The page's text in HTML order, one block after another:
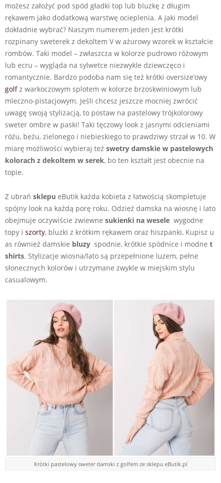
możesz założyć pod spód gładki top lub bluzkę z długim
rękawem jako dodatkową warstwę ocieplenia. A jaki model
dokładnie wybrać? Naszym numerem jeden jest krótki
rozpinany sweterek z dekoltem V w ażurowy wzorek w kształcie
rombów. Taki model – zwłaszcza w kolorze pudrowo różowym
lub ecru – wygląda na sylwetce niezwykle dziewczęco i
romantycznie. Bardzo podoba nam się też krótki oversize’owy
golfz warkoczowym splotem w kolorze brzoskwiniowym lub
mleczno-pistacjowym. Jeśli chcesz jeszcze mocniej zwrócić
uwagę swoją stylizacją, to postaw na pastelowy trójkolorowy
sweter ombre w paski! Taki tęczowy look z jasnymi odcieniami
różu, beżu, zielonego i niebieskiego to prawdziwy strzał w 10. W
miarę możliwości wybieraj też swetry damskie w pastelowych
kolorach z dekoltem w serek, bo ten kształt jest obecnie na
topie.
Z ubrań sklepu eButik każda kobieta z łatwością skompletuje
spójny look na każdą porę roku. Odzież damska na wiosnę i lato
obejmuje oczywiście zwiewne sukienki na wesele wygodne
topy i szorty, bluzki z krótkim rękawem oraz hiszpanki, Kupisz u
as również damskie bluzy spodnie, krótkie spódnice i modne t
shirts. Stylizacje wiosna/lato są przepełnione luzem, pełne
słonecznych kolorów i utrzymane zwykle w miejskim stylu
casualowym.
Krótki pastelowy sweter damski z golfem ze sklepu eButik.pl